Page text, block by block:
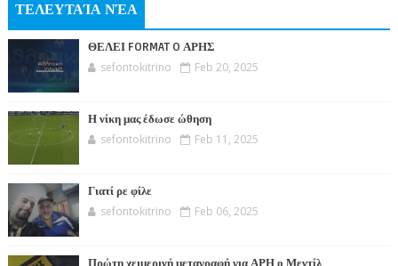
ΤΕΛΕΥΤΑΊΑ ΝΈΑ
ΘΕΛΕΙ FORMAT O ΑΡΗΣ
sefontokitrino Feb 20, 2025
Η νίκη μας έδωσε ώθηση
sefontokitrino Feb 11, 2025
Γιατί ρε φίλε
sefontokitrino Feb 06, 2025